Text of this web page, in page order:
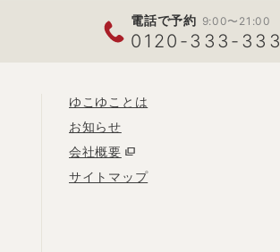
電話で予約 9:00〜21:00
0120-333-333
ゆこゆことは
お知らせ
会社概要
サイトマップ